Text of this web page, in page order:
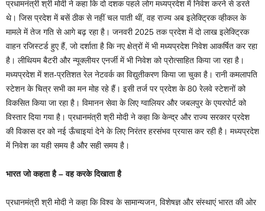
प्रधामनंत्री श्री मोदी ने कहा कि दो दशक पहले लोग मध्यप्रदेश में निवेश करने से डरते
थे। जिस प्रदेश में बसें ठीक से नहीं चल पाती थीं, वह राज्य अब इलेक्ट्रिक व्हीकल के
मामले में तेज गति से आगे बढ़ रहा है। जनवरी 2025 तक प्रदेश में दो लाख इलेक्ट्रिक
वाहन रजिस्टर्ड हुए हैं, जो दर्शाता है कि नए क्षेत्रों में भी मध्यप्रदेश निवेश आकर्षित कर रहा
है। लीथियम बैटरी और न्यूक्लीयर एनर्जी में भी निवेश को प्रोत्साहित किया जा रहा है।
मध्यप्रदेश में शत-प्रतिशत रेल नेटवर्क का विद्युतीकरण किया जा चुका है। रानी कमलापति
स्टेशन के चित्र सभी का मन मोह रहे हैं। इसी तर्ज पर प्रदेश के 80 रेलवे स्टेशनों को
विकसित किया जा रहा है। विमानन सेवा के लिए ग्वालियर और जबलपुर के एयरपोर्ट को
विस्तार दिया गया है। प्रधानमंत्री श्री मोदी ने कहा कि केन्द्र और राज्य सरकार प्रदेश
की विकास दर को नई ऊँचाइयां देने के लिए निरंतर हरसंभव प्रयास कर रही है। मध्यप्रदेश
में निवेश का यही समय है और सही समय है।
भारत जो कहता है – वह करके दिखाता है
प्रधानमंत्री श्री मोदी ने कहा कि विश्व के सामान्यजन, विशेषज्ञ और संस्थाएं भारत की ओर